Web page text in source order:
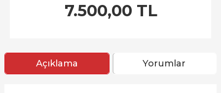
7.500,00 TL
Açıklama Yorumlar